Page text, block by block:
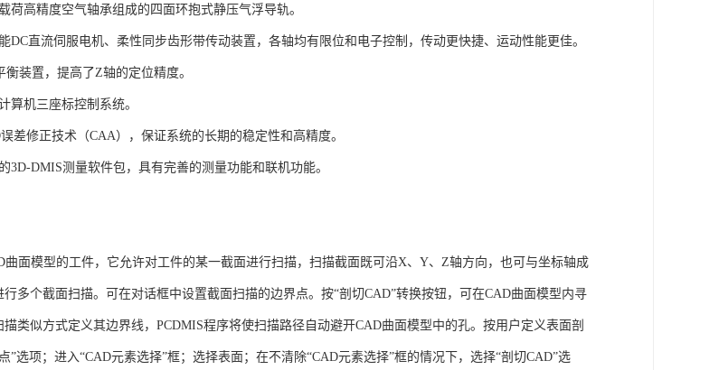
荷高精度空气轴承组成的四面环抱式静压气浮导轨。
DC直流伺服电机、柔性同步齿形带传动装置，各轴均有限位和电子控制，传动更快捷、运动性能更佳。
装置，提高了Z轴的定位精度。
算机三座标控制系统。
差修正技术（CAA），保证系统的长期的稳定性和高精度。
3D-DMIS测量软件包，具有完善的测量功能和联机功能。